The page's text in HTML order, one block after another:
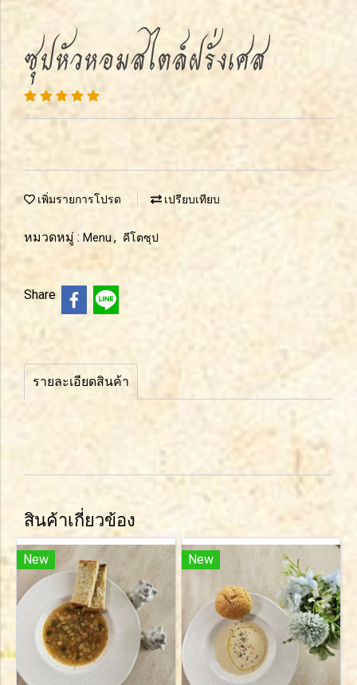
ซุปหัวหอมสไตล์ฝรั่งเศส
เพิ่มรายการโปรด เปรียบเทียบ
หมวดหมู่ : Menu , คีโตซุป
Share
รายละเอียดสินค้า
สินค้าเกี่ยวข้อง
New New